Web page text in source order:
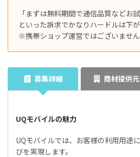
「まずは無料期間で通信品質などお
といった訴求でかなりハードルは下が
※携帯ショップ運営ではございません
募集詳細 商材提供元
UQモバイルの魅力
UQモバイルでは、お客様の利用用途
びを実現します。